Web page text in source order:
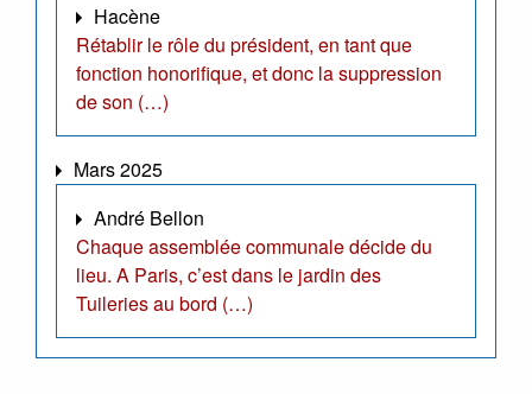
Hacène
Rétablir le rôle du président, en tant que
fonction honorifique, et donc la suppression
de son (…)
Mars 2025
André Bellon
Chaque assemblée communale décide du
lieu. A Paris, c’est dans le jardin des
Tuileries au bord (…)